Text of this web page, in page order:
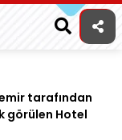
tarafından
görülen Hotel